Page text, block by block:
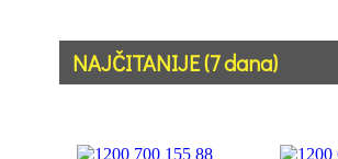
NAJČITANIJE (7 dana)